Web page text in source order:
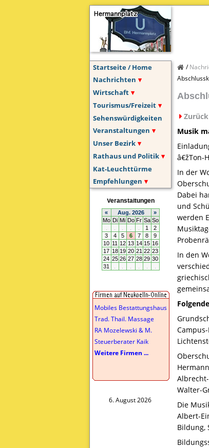
Startseite / Home
Nachrichten
Wirtschaft
Tourismus/Freizeit
Sehenswürdigkeiten
Veranstaltungen
Unser Bezirk
Rathaus und Politik
Kat-Leuchttürme
Empfehlungen
Mobiles Bestattungshaus
Trad. Thail. Massage
RA Mozelewski & M.
Steuerberater Kaik
Weitere Firmen ...
6. August 2026
Zurück
Musik
â€žTon-
In der
Dabei
und
werden
In den
Walter-
Die
Albert-
Bildung,